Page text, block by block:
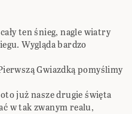
ten śnieg, nagle wiatry
Wygląda bardzo
Gwiazdką pomyślimy
już nasze drugie święta
w tak zwanym realu,